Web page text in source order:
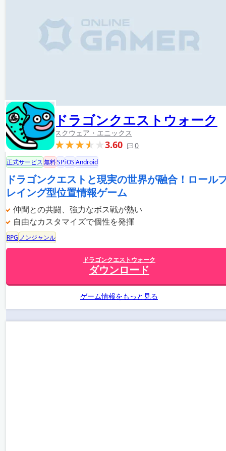
ドラゴンクエストウォーク
スクウェア・エニックス
3.60 0
正式サービス無料SPiOSAndroid
ドラゴンクエストと現実の世界が融合！ロール
レイング型位置情報ゲーム
仲間との共闘、強力なボス戦が熱い
自由なカスタマイズで個性を発揮
RPG ノンジャンル
ドラゴンクエストウォーク
ダウンロード
ゲーム情報をもっと見る